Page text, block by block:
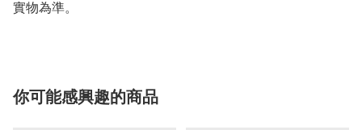
實物為準。
你可能感興趣的商品